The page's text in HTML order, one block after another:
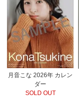
月音こな 2026年 カレン
ダー
SOLD OUT